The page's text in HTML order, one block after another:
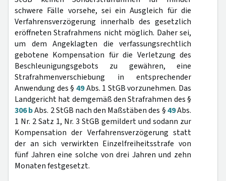
schwere Fälle vorsehe, sei ein Ausgleich für die
Verfahrensverzögerung innerhalb des gesetzlich
eröffneten Strafrahmens nicht möglich. Daher sei,
um dem Angeklagten die verfassungsrechtlich
gebotene Kompensation für die Verletzung des
Beschleunigungsgebots zu gewähren, eine
Strafrahmenverschiebung in entsprechender
Anwendung des § 49Abs. 1 StGB vorzunehmen. Das
Landgericht hat demgemäß den Strafrahmen des §
306 bAbs. 2 StGB nach den Maßstäben des §49Abs.
1 Nr. 2 Satz 1, Nr. 3 StGB gemildert und sodann zur
Kompensation der Verfahrensverzögerung statt
der an sich verwirkten Einzelfreiheitsstrafe von
fünf Jahren eine solche von drei Jahren und zehn
Monaten festgesetzt.